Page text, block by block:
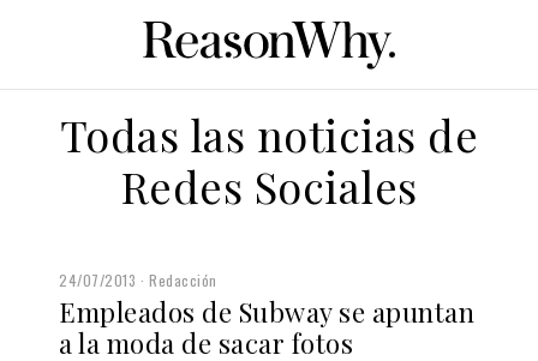
Todas las noticias de
Redes Sociales
24/07/2013 Redacción
Empleados de Subway se apuntan
a la moda de sacar fotos